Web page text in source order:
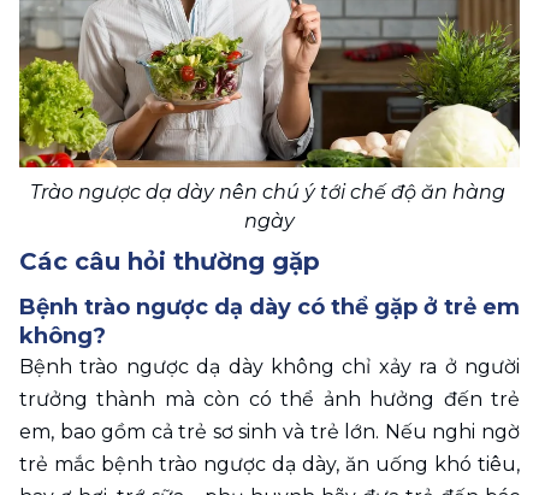
Trào ngược dạ dày nên chú ý tới chế độ ăn hàng
ngày
Các câu hỏi thường gặp
Bệnh trào ngược dạ dày có thể gặp ở trẻ em
không?
Bệnh trào ngược dạ dày không chỉ xảy ra ở người
trưởng thành mà còn có thể ảnh hưởng đến trẻ
em, bao gồm cả trẻ sơ sinh và trẻ lớn. Nếu nghi ngờ
trẻ mắc bệnh trào ngược dạ dày, ăn uống khó tiêu,